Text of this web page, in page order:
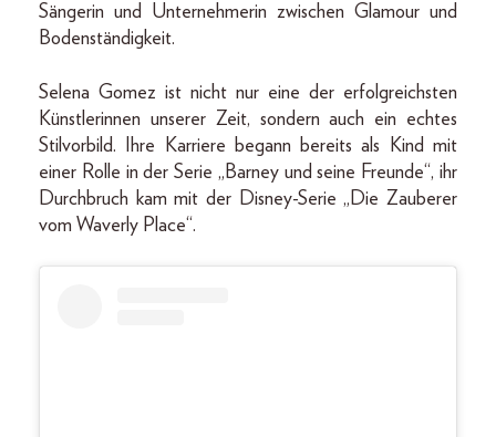
Sängerin und Unternehmerin zwischen Glamour und
Bodenständigkeit.
Selena Gomez ist nicht nur eine der erfolgreichsten
Künstlerinnen unserer Zeit, sondern auch ein echtes
Stilvorbild. Ihre Karriere begann bereits als Kind mit
einer Rolle in der Serie „Barney und seine Freunde“, ihr
Durchbruch kam mit der Disney-Serie „Die Zauberer
vom Waverly Place“.